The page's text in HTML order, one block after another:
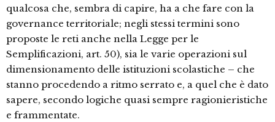
qualcosa che, sembra di capire, ha a che fare con la
governance territoriale; negli stessi termini sono
proposte le reti anche nella Legge per le
Semplificazioni, art. 50), sia le varie operazioni sul
dimensionamento delle istituzioni scolastiche – che
stanno procedendo a ritmo serrato e, a quel che è dato
sapere, secondo logiche quasi sempre ragionieristiche
e frammentate.